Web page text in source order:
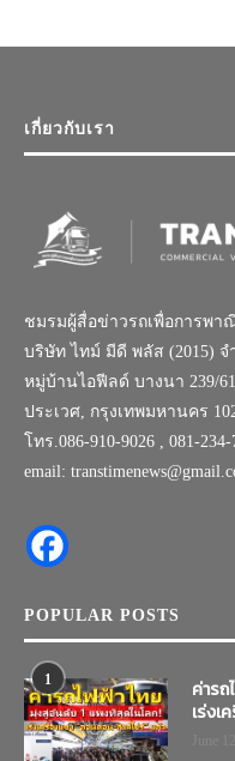
เกี่ยวกับเรา
ชมรมผู้สื่อข่าวรถเพื่อการพา
บริษัท ไทม์ มีดี พลัส (2015) จ
หมู่บ้านไอฟีลด์ บางนา 239/
ประเวศ, กรุงเทพมหานคร
โทร.086-910-9026 , 081-234-
email:
POPULAR POSTS
1
ค่ารถ
เร่ง